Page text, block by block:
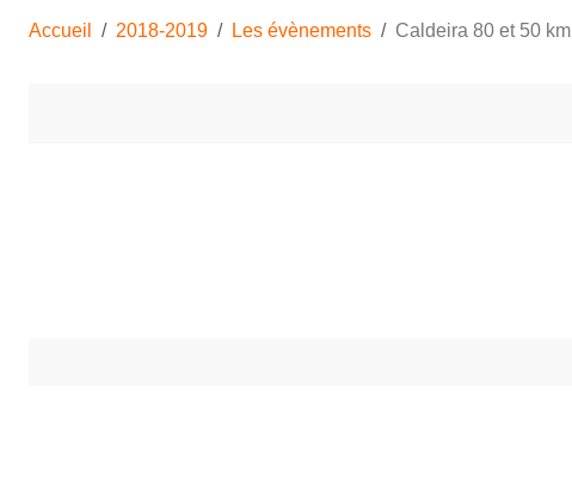
Accueil 2018-2019 Les évènements Caldeira 80 et 50 km